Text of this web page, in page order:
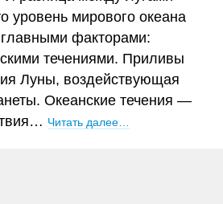
уровень мирового океана
факторами:
течениями. Приливы
Луны, воздействующая
Океанские течения —
Читать далее…